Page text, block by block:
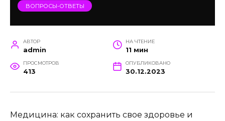
ВОПРОСЫ-ОТВЕТЫ
АВТОР
admin
НА ЧТЕНИЕ
11 мин
ПРОСМОТРОВ
413
ОПУБЛИКОВАНО
30.12.2023
Медицина: как сохранить свое здоровье и